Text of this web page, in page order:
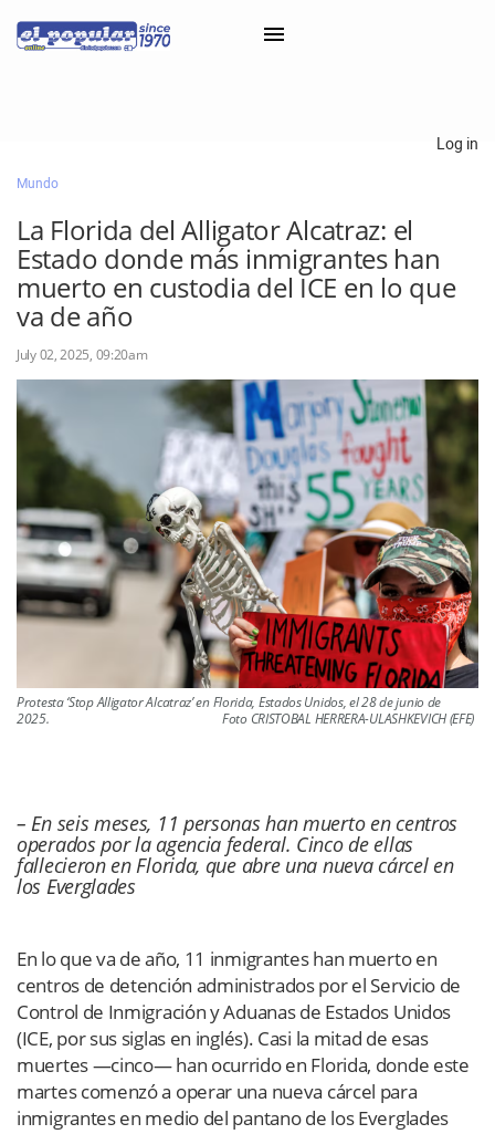
Classifieds
Categorías
Iniciar sesión con Clascal
×
Log in
Mundo
La Florida del Alligator Alcatraz: el
Estado donde más inmigrantes han
muerto en custodia del ICE en lo que
va de año
July 02, 2025, 09:20am
Protesta ‘Stop Alligator Alcatraz’ en Florida, Estados Unidos, el 28 de junio de
2025. Foto CRISTOBAL HERRERA-ULASHKEVICH (EFE)
– En seis meses, 11 personas han muerto en centros
operados por la agencia federal. Cinco de ellas
fallecieron en Florida, que abre una nueva cárcel en
los Everglades
En lo que va de año, 11 inmigrantes han muerto en
centros de detención administrados por el Servicio de
Control de Inmigración y Aduanas de Estados Unidos
(ICE, por sus siglas en inglés). Casi la mitad de esas
muertes —cinco— han ocurrido en Florida, donde este
martes comenzó a operar una nueva cárcel para
inmigrantes en medio del pantano de los Everglades